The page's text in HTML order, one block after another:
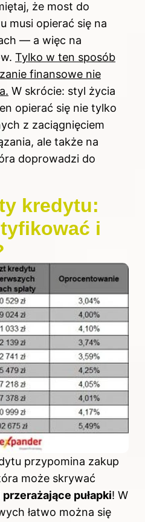
że most do
musi opierać się na
— a więc na
Tylko w ten sposób
finansowe nie
W skrócie: styl życia
opierać się nie tylko
z zaciągnięciem
ale także na
doprowadzi do
kredytu:
i
przypomina zakup
może skrywać
przerażające pułapki! W
łatwo można się